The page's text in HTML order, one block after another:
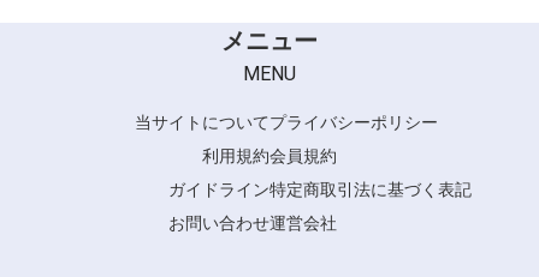
メニュー
MENU
当サイトについてプライバシーポリシー
利用規約会員規約
ガイドライン特定商取引法に基づく表記
お問い合わせ運営会社